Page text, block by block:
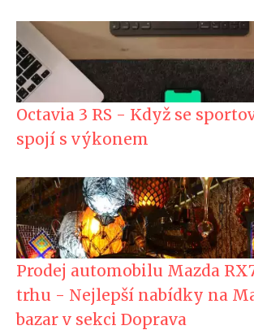
Octavia 3 RS - Když se
spojí s výkonem
Prodej automobilu Mazda
trhu - Nejlepší nabídky na
bazar v sekci Doprava